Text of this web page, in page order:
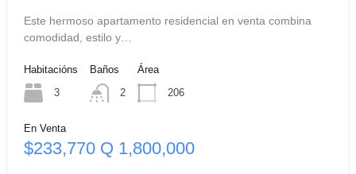
Este hermoso apartamento residencial en venta combina
comodidad, estilo y…
Habitacións
3
Baños
2
Área
206
En Venta
$233,770 Q 1,800,000